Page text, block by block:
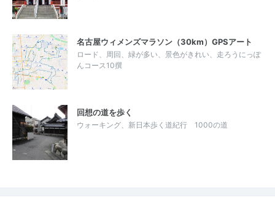
名古屋ウィメンズマラソン（30km）GPSアート
ロード、周回、緑が多い、景色がきれい、走ろうにっぽ
んコース10撰
回想の道を歩く
ウォーキング、新日本歩く道紀行 1000の道